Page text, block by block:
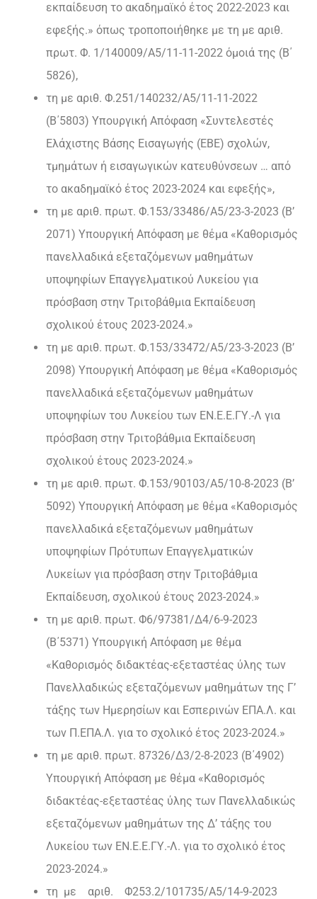
εκπαίδευση το ακαδημαϊκό έτος 2022-2023 και
εφεξής.» όπως τροποποιήθηκε με τη με αριθ.
πρωτ. Φ. 1/140009/Α5/11-11-2022 όμοιά της (Β΄
5826),
τη με αριθ. Φ.251/140232/Α5/11-11-2022
(Β΄5803) Υπουργική Απόφαση «Συντελεστές
Ελάχιστης Βάσης Εισαγωγής (ΕΒΕ) σχολών,
τμημάτων ή εισαγωγικών κατευθύνσεων … από
το ακαδημαϊκό έτος 2023-2024 και εφεξής»,
τη με αριθ. πρωτ. Φ.153/33486/Α5/23-3-2023 (Β’
2071) Υπουργική Απόφαση με θέμα «Καθορισμός
πανελλαδικά εξεταζόμενων μαθημάτων
υποψηφίων Επαγγελματικού Λυκείου για
πρόσβαση στην Τριτοβάθμια Εκπαίδευση
σχολικού έτους 2023-2024.»
τη με αριθ. πρωτ. Φ.153/33472/Α5/23-3-2023 (Β’
2098) Υπουργική Απόφαση με θέμα «Καθορισμός
πανελλαδικά εξεταζόμενων μαθημάτων
υποψηφίων του Λυκείου των ΕΝ.Ε.Ε.ΓΥ.-Λ για
πρόσβαση στην Τριτοβάθμια Εκπαίδευση
σχολικού έτους 2023-2024.»
τη με αριθ. πρωτ. Φ.153/90103/Α5/10-8-2023 (Β’
5092) Υπουργική Απόφαση με θέμα «Καθορισμός
πανελλαδικά εξεταζόμενων μαθημάτων
υποψηφίων Πρότυπων Επαγγελματικών
Λυκείων για πρόσβαση στην Τριτοβάθμια
Εκπαίδευση, σχολικού έτους 2023-2024.»
τη με αριθ. πρωτ. Φ6/97381/Δ4/6-9-2023
(Β΄5371) Υπουργική Απόφαση με θέμα
«Καθορισμός διδακτέας-εξεταστέας ύλης των
Πανελλαδικώς εξεταζόμενων μαθημάτων της Γ’
τάξης των Ημερησίων και Εσπερινών ΕΠΑ.Λ. και
των Π.ΕΠΑ.Λ. για το σχολικό έτος 2023-2024.»
τη με αριθ. πρωτ. 87326/Δ3/2-8-2023 (Β΄4902)
Υπουργική Απόφαση με θέμα «Καθορισμός
διδακτέας-εξεταστέας ύλης των Πανελλαδικώς
εξεταζόμενων μαθημάτων της Δ’ τάξης του
Λυκείου των ΕΝ.Ε.Ε.ΓΥ.-Λ. για το σχολικό έτος
2023-2024.»
τη με αριθ. Φ253.2/101735/Α5/14-9-2023